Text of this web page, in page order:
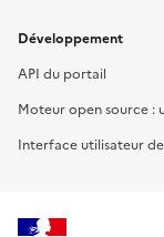
Développement
API du portail
Moteur open source :
Interface utilisateur